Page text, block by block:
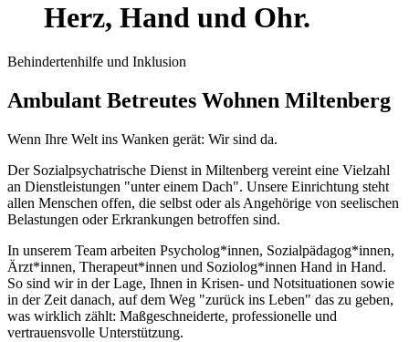
Herz, Hand und Ohr.
Behindertenhilfe und Inklusion
Ambulant Betreutes Wohnen Miltenberg
Wenn Ihre Welt ins Wanken gerät: Wir sind da.
Der Sozialpsychatrische Dienst in Miltenberg vereint eine Vielzahl
an Dienstleistungen "unter einem Dach". Unsere Einrichtung steht
allen Menschen offen, die selbst oder als Angehörige von seelischen
Belastungen oder Erkrankungen betroffen sind.
In unserem Team arbeiten Psycholog*innen, Sozialpädagog*innen,
Ärzt*innen, Therapeut*innen und Soziolog*innen Hand in Hand.
So sind wir in der Lage, Ihnen in Krisen- und Notsituationen sowie
in der Zeit danach, auf dem Weg "zurück ins Leben" das zu geben,
was wirklich zählt: Maßgeschneiderte, professionelle und
vertrauensvolle Unterstützung.